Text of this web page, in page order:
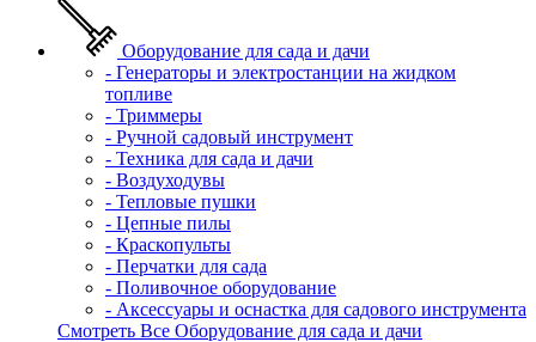
Оборудование для сада и дачи
- Генераторы и электростанции на жидком
топливе
- Триммеры
- Ручной садовый инструмент
- Техника для сада и дачи
- Воздуходувы
- Тепловые пушки
- Цепные пилы
- Краскопульты
- Перчатки для сада
- Поливочное оборудование
- Аксессуары и оснастка для садового инструмента
Смотреть Все Оборудование для сада и дачи